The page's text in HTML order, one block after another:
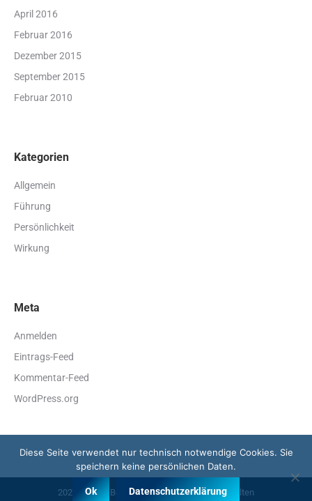
April 2016
Februar 2016
Dezember 2015
September 2015
Februar 2010
Kategorien
Allgemein
Führung
Persönlichkeit
Wirkung
Meta
Anmelden
Eintrags-Feed
Kommentar-Feed
WordPress.org
2026, Franny Berenfänger, alle Rechte vorbehalten
Diese Seite verwendet nur technisch notwendige Cookies. Sie
speichern keine persönlichen Daten.
Ok Datenschutzerklärung